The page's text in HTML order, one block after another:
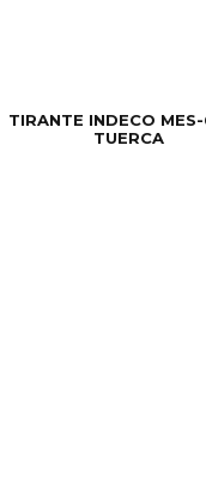
TIRANTE INDECO
TUERCA